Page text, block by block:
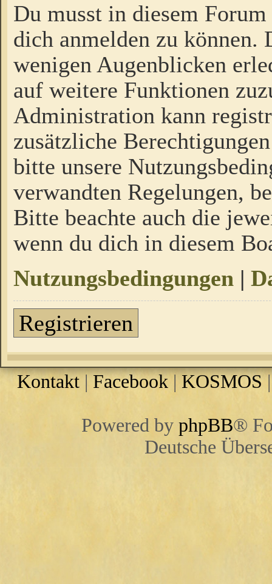
Du musst in diesem
dich anmelden zu
wenigen Augenblicken
auf weitere Funktionen
Administration kann
zusätzliche
bitte unsere
verwandten Regelungen,
Bitte beachte auch die
wenn du dich in diesem
Nutzungsbedingungen |
Registrieren
Kontakt | Facebook |KOSMOS
Powered by phpBB®
Deutsche